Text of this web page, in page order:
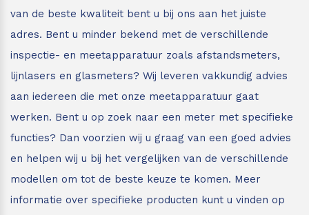
van de beste kwaliteit bent u bij ons aan het juiste
adres. Bent u minder bekend met de verschillende
inspectie- en meetapparatuur zoals afstandsmeters,
lijnlasers en glasmeters? Wij leveren vakkundig advies
aan iedereen die met onze meetapparatuur gaat
werken. Bent u op zoek naar een meter met specifieke
functies? Dan voorzien wij u graag van een goed advies
en helpen wij u bij het vergelijken van de verschillende
modellen om tot de beste keuze te komen. Meer
informatie over specifieke producten kunt u vinden op